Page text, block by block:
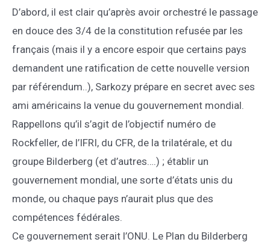
D’abord, il est clair qu’après avoir orchestré le passage
en douce des 3/4 de la constitution refusée par les
français (mais il y a encore espoir que certains pays
demandent une ratification de cette nouvelle version
par référendum..), Sarkozy prépare en secret avec ses
ami américains la venue du gouvernement mondial.
Rappellons qu’il s’agit de l’objectif numéro de
Rockfeller, de l’IFRI, du CFR, de la trilatérale, et du
groupe Bilderberg (et d’autres….) ; établir un
gouvernement mondial, une sorte d’états unis du
monde, ou chaque pays n’aurait plus que des
compétences fédérales.
Ce gouvernement serait l’ONU. Le Plan du Bilderberg